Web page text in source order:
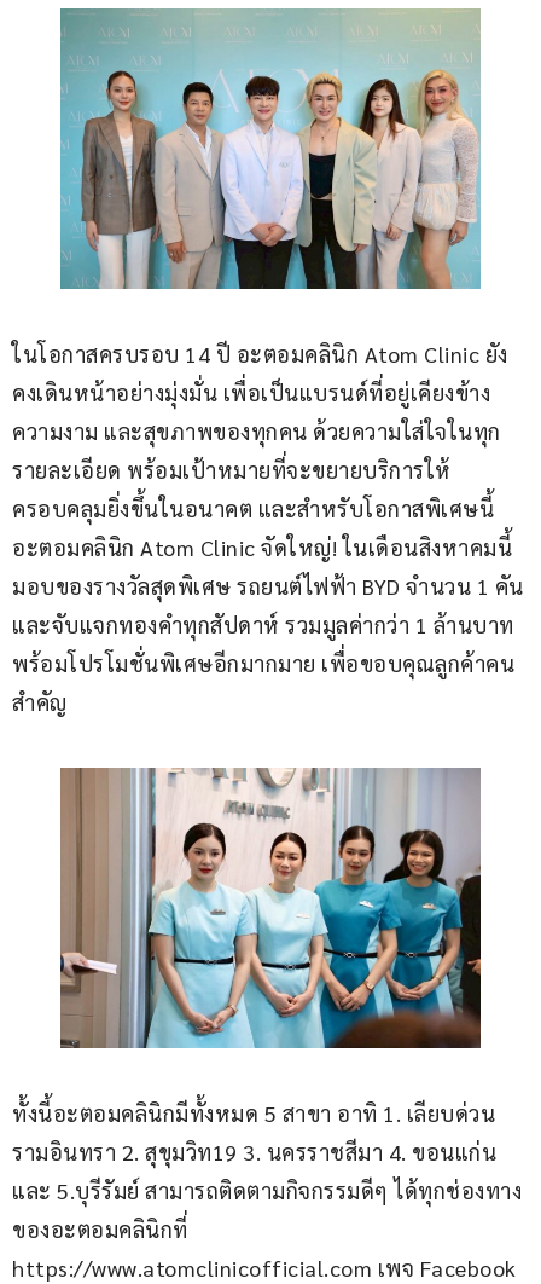
ในโอกาสครบรอบ 14 ปี อะตอมคลินิก Atom Clinic ยัง
คงเดินหน้าอย่างมุ่งมั่น เพื่อเป็นแบรนด์ที่อยู่เคียงข้าง
ความงาม และสุขภาพของทุกคน ด้วยความใส่ใจในทุก
รายละเอียด พร้อมเป้าหมายที่จะขยายบริการให้
ครอบคลุมยิ่งขึ้นในอนาคต และสำหรับโอกาสพิเศษนี้
อะตอมคลินิก Atom Clinic จัดใหญ่! ในเดือนสิงหาคมนี้
มอบของรางวัลสุดพิเศษ รถยนต์ไฟฟ้า BYD จำนวน 1 คัน
และจับแจกทองคำทุกสัปดาห์ รวมมูลค่ากว่า 1 ล้านบาท
พร้อมโปรโมชั่นพิเศษอีกมากมาย เพื่อขอบคุณลูกค้าคน
สำคัญ
ทั้งนี้อะตอมคลินิกมีทั้งหมด 5 สาขา อาทิ 1. เลียบด่วน
รามอินทรา 2. สุขุมวิท19 3. นครราชสีมา 4. ขอนแก่น
และ 5.บุรีรัมย์ สามารถติดตามกิจกรรมดีๆ ได้ทุกช่องทาง
ของอะตอมคลินิกที่
https://www.atomclinicofficial.com เพจ Facebook